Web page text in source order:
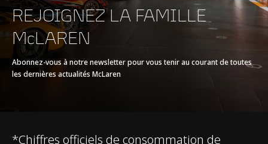
REJOIGNEZ LA FAMILLE
McLAREN
Abonnez-vous à notre newsletter pour vous tenir au courant de toutes
les dernières actualités McLaren
*Chiffres officiels de consommation de